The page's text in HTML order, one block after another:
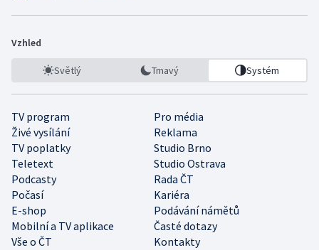
Vzhled
Světlý Tmavý Systém
TV program
Pro média
Živé vysílání
Reklama
TV poplatky
Studio Brno
Teletext
Studio Ostrava
Podcasty
Rada ČT
Počasí
Kariéra
E-shop
Podávání námětů
Mobilní a TV aplikace
Časté dotazy
Vše o ČT
Kontakty